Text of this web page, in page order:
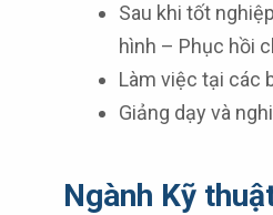
Sau khi tốt
hình – Phục hồi
Làm việc tại các
Giảng dạy và
Ngành Kỹ